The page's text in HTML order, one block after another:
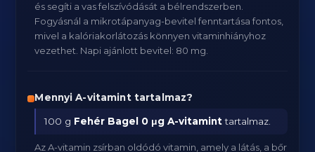
és segíti a vas felszívódását a bélrendszerben.
Fogyásnál a mikrotápanyag-bevitel fenntartása fontos,
mivel a kalóriakorlátozás könnyen vitaminhiányhoz
vezethet. Napi ajánlott bevitel: 80 mg.
Mennyi A-vitamint tartalmaz?
100 g Fehér Bagel 0 μg A-vitaminttartalmaz.
Az A-vitamin zsírban oldódó vitamin, amely a látás, a bőr